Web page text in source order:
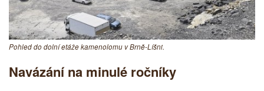
Pohled do dolní etáže kamenolomu v Brně-Líšni.
Navázání na minulé ročníky